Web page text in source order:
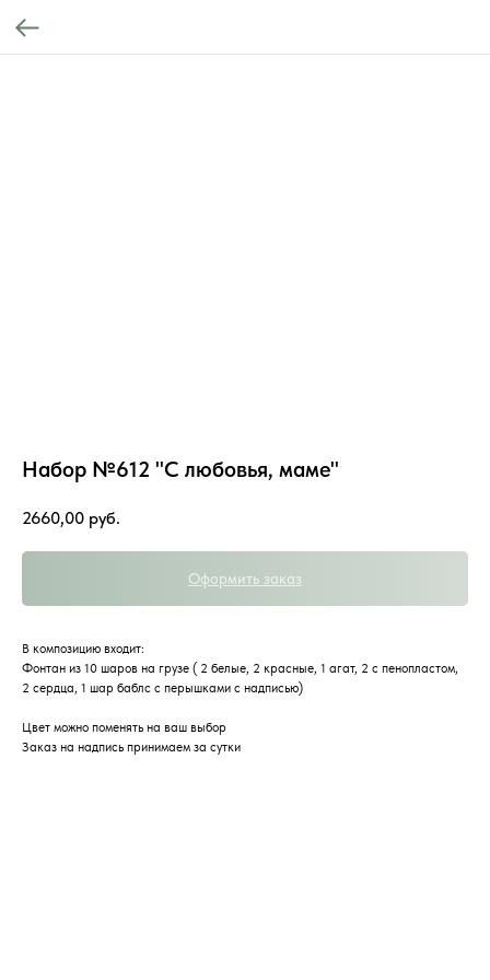
Набор №612 "С любовья, маме"
2660,00 руб.
Оформить заказ
В композицию входит:
Фонтан из 10 шаров на грузе ( 2 белые, 2 красные, 1 агат, 2 с пенопластом,
2 сердца, 1 шар баблс с перышками с надписью)
Цвет можно поменять на ваш выбор
Заказ на надпись принимаем за сутки